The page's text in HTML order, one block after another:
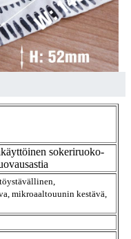
sokeriruoko-
mikroaaltouunin kestävä,